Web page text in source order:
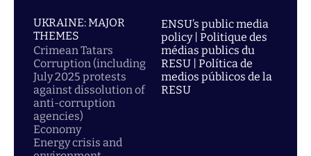
UKRAINE: MAJOR
THEMES
Crimean Tatars
Corruption (including
July 2025 protests
against dissolution of
anti-corruption
agencies)
Economy
Energy crisis and
ENSU’s public media
policy | Politique des
médias publics du
RESU | Política de
medios públicos de la
RESU